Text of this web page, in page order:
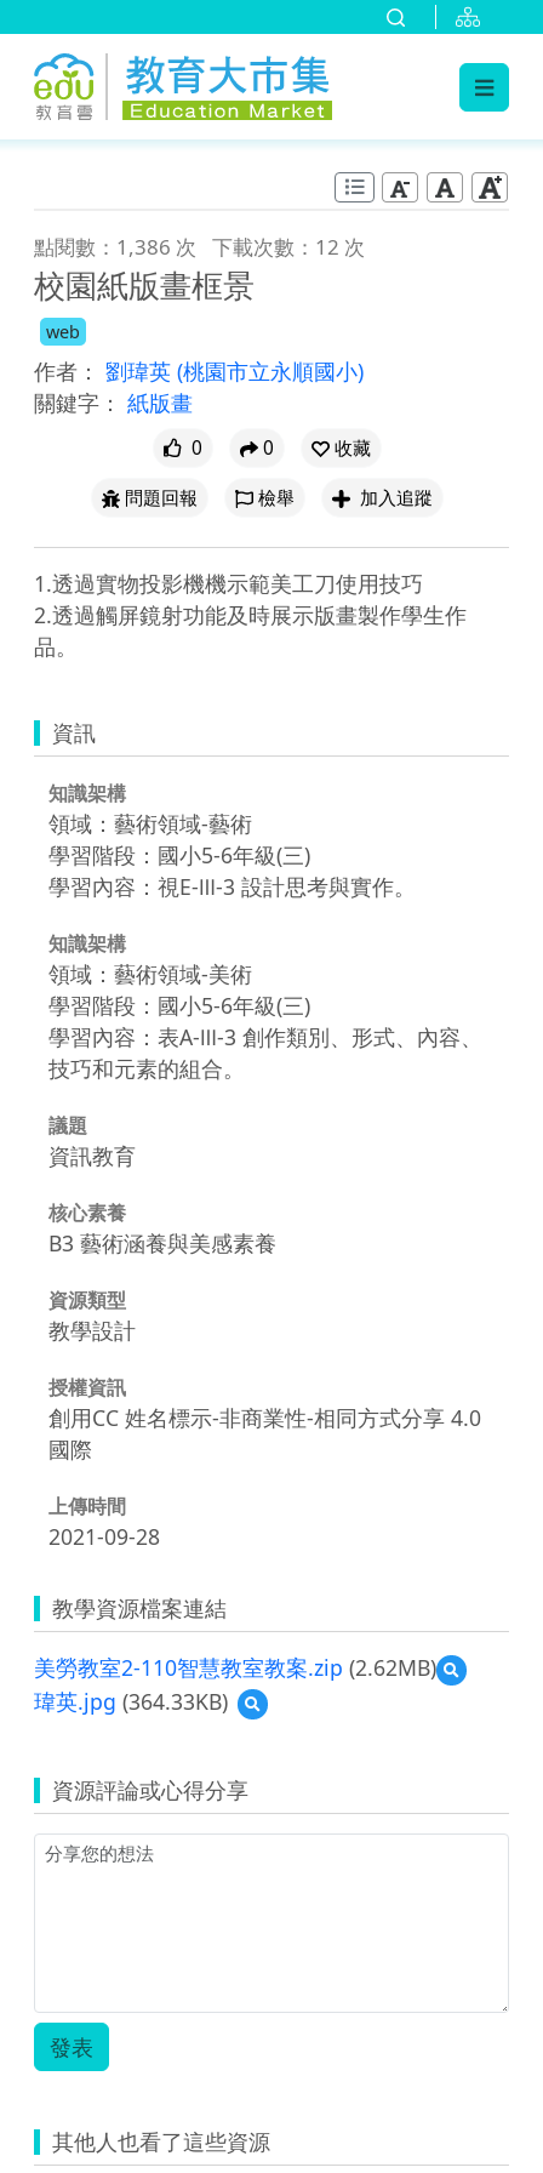
點閱數：1,386 次 下載次數：12 次
校園紙版畫框景
web
作者： 劉瑋英 (桃園市立永順國小)
關鍵字： 紙版畫
0 0
收藏
問題回報
檢舉 加入追蹤
1.透過實物投影機機示範美工刀使用技巧
2.透過觸屏鏡射功能及時展示版畫製作學生作
資訊
知識架構
領域：藝術領域-藝術
學習階段：國小5-6年級(三)
學習內容：視E-Ⅲ-3 設計思考與實作。
知識架構
領域：藝術領域-美術
學習階段：國小5-6年級(三)
學習內容：表A-Ⅲ-3 創作類別、形式、內容、
技巧和元素的組合。
議題
資訊教育
核心素養
B3 藝術涵養與美感素養
資源類型
教學設計
授權資訊
創用CC 姓名標示-非商業性-相同方式分享 4.0
國際
上傳時間
2021-09-28
教學資源檔案連結
美勞教室2-110智慧教室教案.zip (2.62MB)
預
覽
110
瑋英.jpg (364.33KB)
預
覽
資源評論或心得分享
發表
其他人也看了這些資源